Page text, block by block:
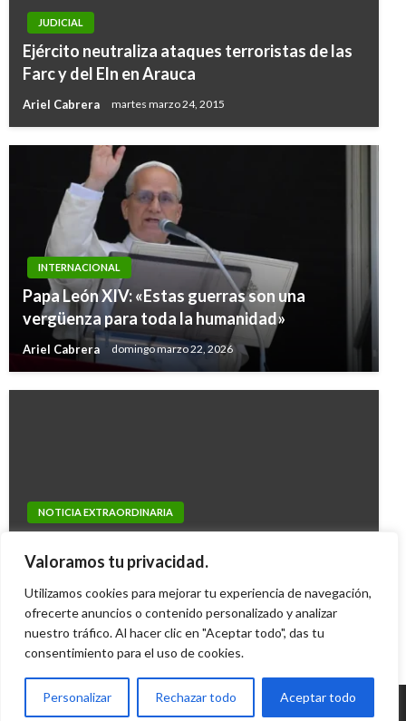
Valoramos tu privacidad.
Utilizamos cookies para mejorar tu experiencia de navegación,
ofrecerte anuncios o contenido personalizado y analizar
nuestro tráfico. Al hacer clic en "Aceptar todo", das tu
consentimiento para el uso de cookies.
Personalizar Rechazar todo Aceptar todo
JUDICIAL
Ejército neutraliza ataques terroristas de las
Farc y del Eln en Arauca
Ariel Cabrera martes marzo 24, 2015
INTERNACIONAL
Papa León XIV: «Estas guerras son una
vergüenza para toda la humanidad»
Ariel Cabrera domingo marzo 22, 2026
NOTICIA EXTRAORDINARIA
Obispos para eventual negociación de paz
Ariel Cabrera lunes julio 15, 2013
NOTICIA EXTRAORDINARIA
Los cinco amigos argentinos que murieron en
Ariel Cabrera miércoles noviembre 1, 2017